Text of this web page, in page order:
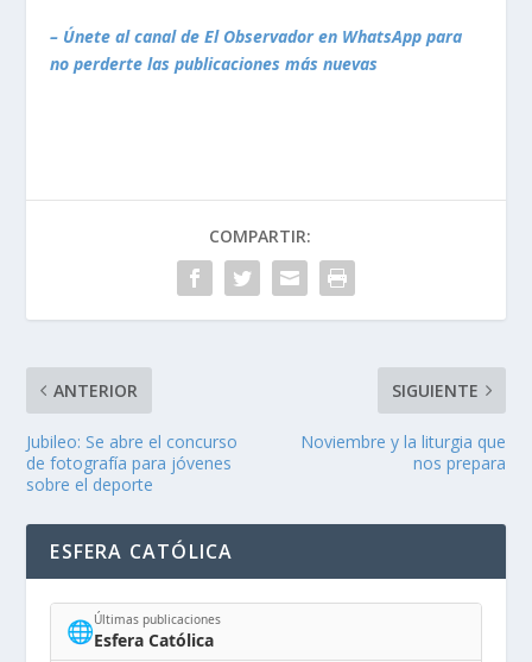
– Únete al canal de El Observador en WhatsApp para
no perderte las publicaciones más nuevas
COMPARTIR:
ANTERIOR
Jubileo: Se abre el concurso
de fotografía para jóvenes
sobre el deporte
SIGUIENTE
Noviembre y la liturgia que
nos prepara
ESFERA CATÓLICA
🌐Últimas publicaciones
Esfera Católica